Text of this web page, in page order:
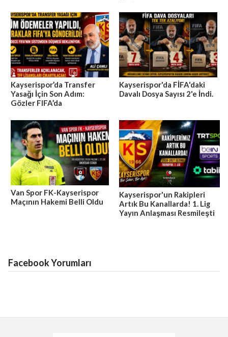
Kayserispor’da Transfer
Yasağı İçin Son Adım:
Gözler FIFA’da
Kayserispor'da FİFA'daki
Davalı Dosya Sayısı 2'e İndi.
Van Spor FK-Kayserispor
Maçının Hakemi Belli Oldu
Kayserispor'un Rakipleri
Artık Bu Kanallarda! 1. Lig
Yayın Anlaşması Resmileşti
Facebook Yorumları